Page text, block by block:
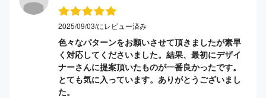
2025/09/03/にレビュー済み
色々なパターンをお願いさせて頂きましたが素早
く対応してくださいました。結果、最初にデザイ
ナーさんに提案頂いたものが一番良かったです。
とても気に入っています。ありがとうございまし
た。